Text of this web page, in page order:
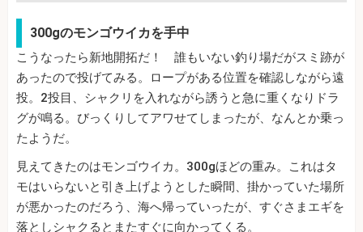
300gのモンゴウイカを手中
こうなったら新地開拓だ！ 誰もいない釣り場だがスミ跡が
あったので投げてみる。ロープがある位置を確認しながら遠
投。2投目、シャクリを入れながら誘うと急に重くなりドラ
グが鳴る。びっくりしてアワせてしまったが、なんとか乗っ
たようだ。
見えてきたのはモンゴウイカ。300gほどの重み。これはタ
モはいらないと引き上げようとした瞬間、掛かっていた場所
が悪かったのだろう、海へ帰っていったが、すぐさまエギを
落としシャクるとまたすぐに向かってくる。